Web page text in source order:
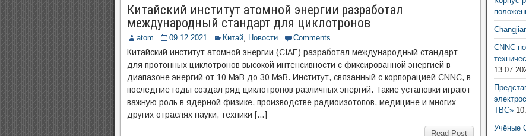
Китайский институт атомной энергии разработал
международный стандарт для циклотронов
atom 09.12.2021 Китай, Новости Comments
Китайский институт атомной энергии (CIAE) разработал международный стандарт
для протонных циклотронов высокой интенсивности с фиксированной энергией в
диапазоне энергий от 10 МэВ до 30 МэВ. Институт, связанный с корпорацией CNNC, в
последние годы создал ряд циклотронов различных энергий. Такие установки играют
важную роль в ядерной физике, производстве радиоизотопов, медицине и многих
других отраслях науки, техники […]
Read Post
CNNC
ТВС»
Учёные